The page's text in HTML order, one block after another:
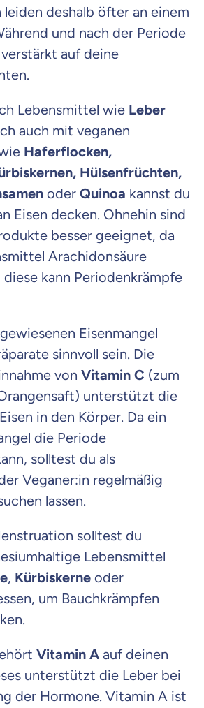
leiden deshalb öfter an einem
und nach der Periode
auf deine
Lebensmittel wie Leber
auch mit veganen
Haferflocken,
Hülsenfrüchten,
oder Quinoa kannst du
Eisen decken. Ohnehin sind
besser geeignet, da
Arachidonsäure
kann Periodenkrämpfe
Eisenmangel
sinnvoll sein. Die
von Vitamin C (zum
unterstützt die
in den Körper. Da ein
die Periode
solltest du als
Veganer:in regelmäßig
lassen.
solltest du
Lebensmittel
, Kürbiskerne oder
um Bauchkrämpfen
Vitamin A auf deinen
unterstützt die Leber bei
der Hormone. Vitamin A ist